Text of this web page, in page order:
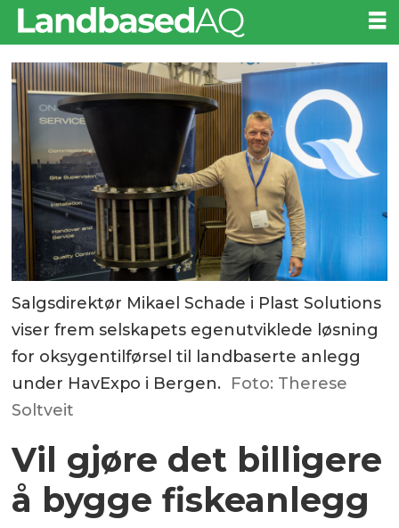
Salgsdirektør Mikael Schade i Plast Solutions
viser frem selskapets egenutviklede løsning
for oksygentilførsel til landbaserte anlegg
under HavExpo i Bergen. Foto: Therese
Soltveit
Vil gjøre det billigere
å bygge fiskeanlegg